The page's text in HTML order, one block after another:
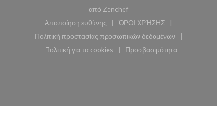
από Zenchef((ανοίγει σε νέο παράθυρο))
Αποποίηση ευθύνης
((ανοίγει σε νέο παράθυρο))
ΌΡΟΙ ΧΡΉΣΗΣ
((ανοίγει σε νέο
Πολιτική προστασίας προσωπικών δεδομένων
((ανοίγει σε νέο παράθυρο))
Πολιτική για τα cookies
((ανοίγει σε νέο παράθυρο))
Προσβασιμότητα
((ανοίγει σε νέο